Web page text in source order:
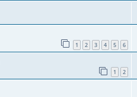
1 2 3 4 5 6
1 2